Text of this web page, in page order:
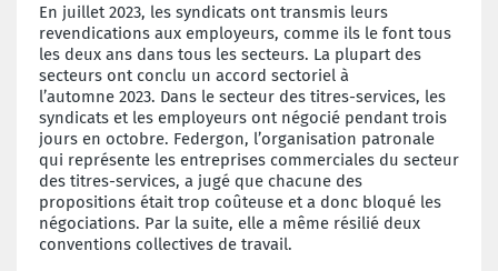
En juillet 2023, les syndicats ont transmis leurs
revendications aux employeurs, comme ils le font tous
les deux ans dans tous les secteurs. La plupart des
secteurs ont conclu un accord sectoriel à
l’automne 2023. Dans le secteur des titres-services, les
syndicats et les employeurs ont négocié pendant trois
jours en octobre. Federgon, l’organisation patronale
qui représente les entreprises commerciales du secteur
des titres-services, a jugé que chacune des
propositions était trop coûteuse et a donc bloqué les
négociations. Par la suite, elle a même résilié deux
conventions collectives de travail.